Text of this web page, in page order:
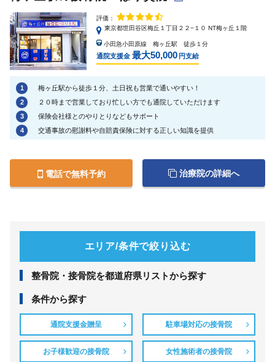
評価：
東京都世田谷区梅丘１丁目２２−１０ NT梅ヶ丘１階
小田急小田原線 梅ヶ丘駅 徒歩１分
通院支援金 最大50,000 円支給
1
梅ヶ丘駅から徒歩１分、土日祝も営業で通いやすい！
2
２０時まで営業しており忙しい方でも通院していただけます
3
保険会社様とのやりとりなどもサポート
4
交通事故の慰謝料や自賠責保険に対する正しい知識を提供
電話で無料予約 治療院の詳細へ
エリア/条件で絞り込む
整⾻院・接⾻院を都道府県リストから探す
条件から探す
通院支援金贈呈 駐車場対応の接骨院
お子様歓迎の接骨院 女性施術者の接骨院